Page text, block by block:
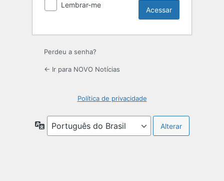
Lembrar-me
Perdeu a senha?
← Ir para NOVO Notícias
Política de privacidade
Idioma